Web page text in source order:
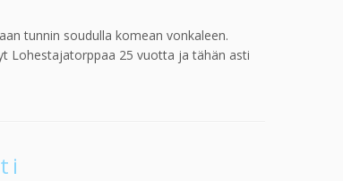
tunnin soudulla komean vonkaleen.
Lohestajatorppaa 25 vuotta ja tähän asti